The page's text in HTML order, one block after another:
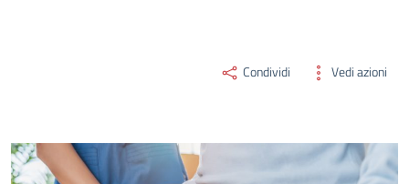
Condividi Vedi azioni